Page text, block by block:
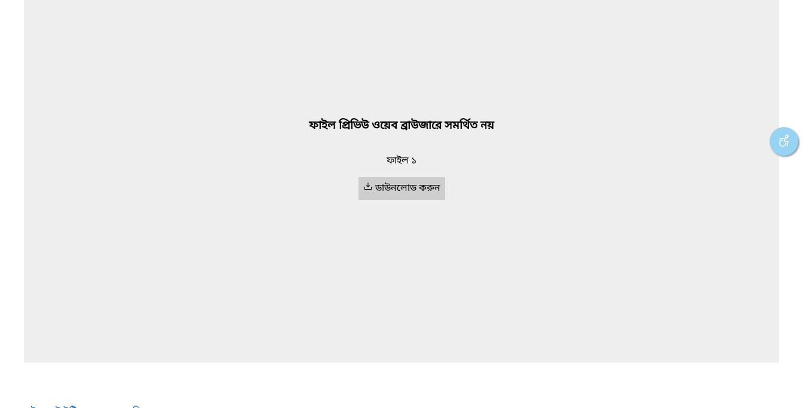
ফাইল প্রিভিউ ওয়েব ব্রাউজারে সমর্থিত নয়
ফাইল ১
ডাউনলোড করুন